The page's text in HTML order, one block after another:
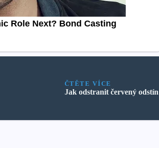
ČTĚTE VÍCE
Jak odstranit červený